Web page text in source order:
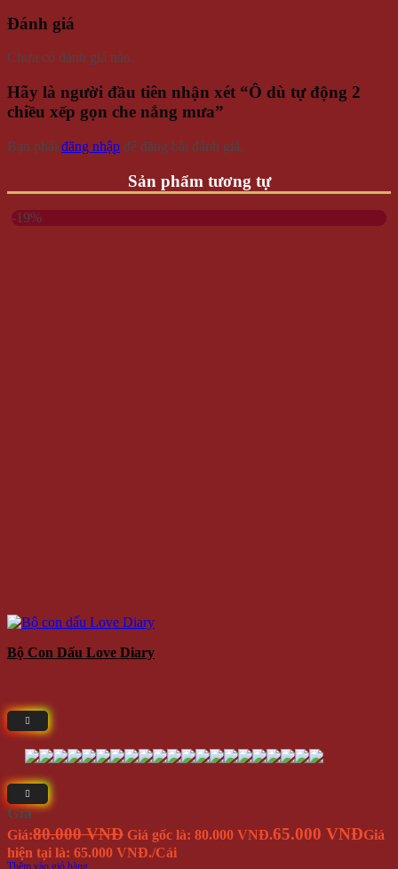
Đánh giá
Chưa có đánh giá nào.
Hãy là người đầu tiên nhận xét “Ô dù tự động 2
chiều xếp gọn che nắng mưa”
Bạn phải đăng nhập để đăng bài đánh giá.
Sản phẩm tương tự
-19%
Bộ Con Dấu Love Diary
Giá
Giá:80.000 VNĐ Giá gốc là: 80.000 VNĐ.65.000 VNĐGiá
hiện tại là: 65.000 VNĐ./Cái